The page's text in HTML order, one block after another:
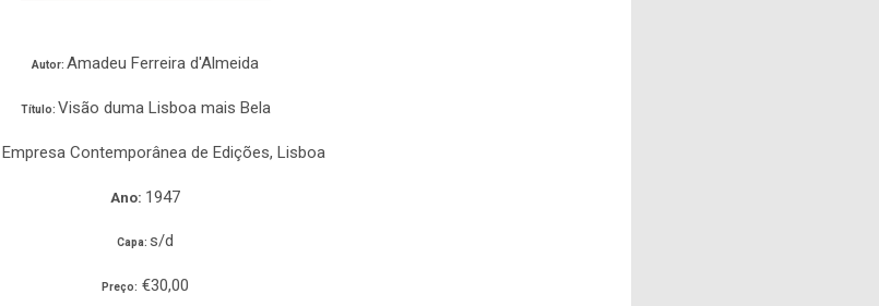
Autor: Amadeu Ferreira d'Almeida
Título: Visão duma Lisboa mais Bela
Empresa Contemporânea de Edições, Lisboa
Ano: 1947
Capa: s/d
Preço: €30,00